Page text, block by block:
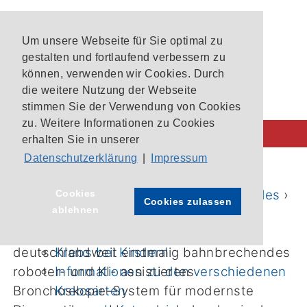
Um unsere Webseite für Sie optimal zu
gestalten und fortlaufend verbessern zu
können, verwenden wir Cookies. Durch
die weitere Nutzung der Webseite
stimmen Sie der Verwendung von Cookies
zu. Weitere Informationen zu Cookies
erhalten Sie in unserer
Datenschutzerklärung
Impressum
Cookies
ablehnen
Cookies zulassen
CIO-Patientenlotsen
Unsere Krebszentren
Krebs bei Kindern
Informationen zu den verschiedenen
Krebsarten
Startseite› Aktuelles › News Aktuelles ›
News›
deutschlandweit erstmalig bahnbrechendes
roboter- und KI- assistiertes
Bronchoskopie-System für modernste